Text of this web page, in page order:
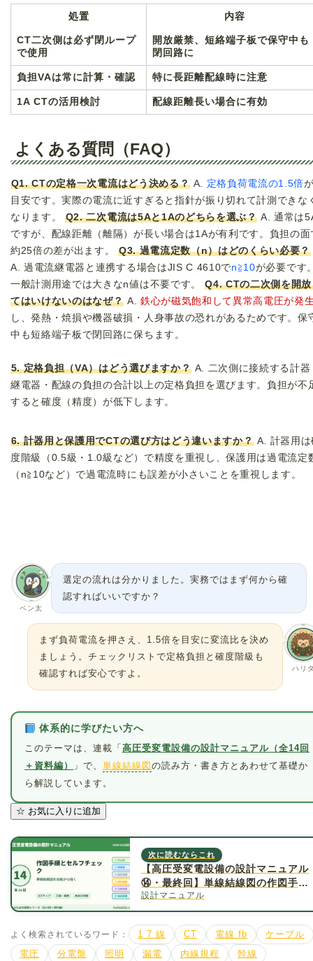
処置 内容
CT二次側は必ず閉ループ
で使用
開放厳禁、短絡端子板で保守中も
閉回路に
負担VAは常に計算・確認 特に長距離配線時に注意
1A CTの活用検討 配線距離長い場合に有効
よくある質問（FAQ）
Q1. CTの定格一次電流はどう決める？A. 定格負荷電流の1.5倍
目安です。実際の電流に近すぎると指針が振り切れて計測できな
なります。Q2. 二次電流は5Aと1Aのどちらを選ぶ？ A. 通常は
ですが、配線距離（離隔）が長い場合は1Aが有利です。負担の面
約25倍の差が出ます。Q3. 過電流定数（n）はどのくらい必要？
A. 過電流継電器と連携する場合はJIS C 4610でn≧10が必要です
一般計測用途では大きなn値は不要です。 Q4. CTの二次側を開
てはいけないのはなぜ？ A. 鉄心が磁気飽和して異常高電圧が発
し、発熱・焼損や機器破損・人身事故の恐れがあるためです。保
中も短絡端子板で閉回路に保ちます。
5. 定格負担（VA）はどう選びますか？ A. 二次側に接続する計器
継電器・配線の負担の合計以上の定格負担を選びます。負担が不
すると確度（精度）が低下します。
6. 計器用と保護用でCTの選び方はどう違いますか？ A. 計器用は
度階級（0.5級・1.0級など）で精度を重視し、保護用は過電流定
（n≧10など）で過電流時にも誤差が小さいことを重視します。
ペン太
選定の流れは分かりました。実務ではまず何から確
認すればいいですか？
ハリ
まず負荷電流を押さえ、1.5倍を目安に変流比を決め
ましょう。チェックリストで定格負担と確度階級も
確認すれば安心ですよ。
体系的に学びたい方へ
このテーマは、連載「 高圧受変電設備の設計マニュアル（全14回
＋資料編）
」で、 単線結線図 の読み方・書き方とあわせて基礎か
ら解説しています。
☆ お気に入りに追加
次に読むならこれ
【高圧受変電設備の設計マニュアル
⑭・最終回】単線結線図の作図手順
とセルフチェック20項目
設計マニュアル
よく検索されているワード： 1 7 線 CT 電線 fb
ケーブル
電圧
分電盤 照明 漏電 内線規程 幹線